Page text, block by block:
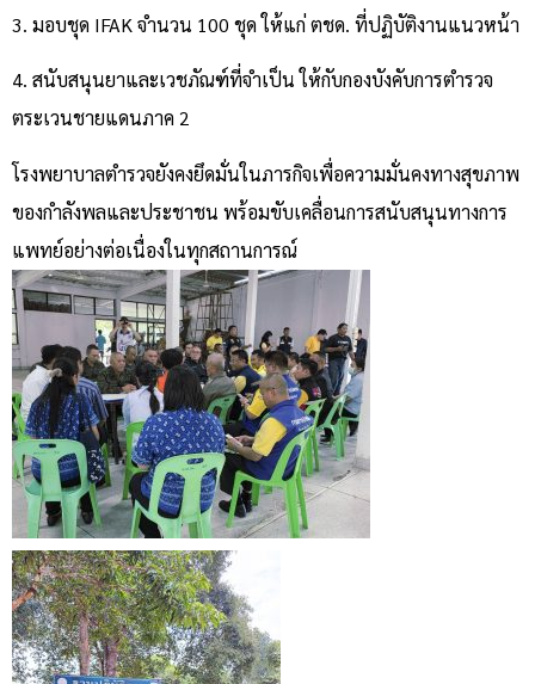
3. มอบชุด IFAK จำนวน 100 ชุด ให้แก่ ตชด. ที่ปฏิบัติงานแนวหน้า
4. สนับสนุนยาและเวชภัณฑ์ที่จำเป็น ให้กับกองบังคับการตำรวจ
ตระเวนชายแดนภาค 2
โรงพยาบาลตำรวจยังคงยึดมั่นในภารกิจเพื่อความมั่นคงทางสุขภาพ
ของกำลังพลและประชาชน พร้อมขับเคลื่อนการสนับสนุนทางการ
แพทย์อย่างต่อเนื่องในทุกสถานการณ์